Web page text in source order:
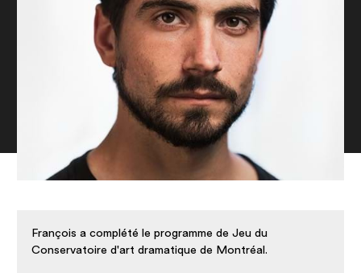
François a complété le programme de Jeu du
Conservatoire d'art dramatique de Montréal.